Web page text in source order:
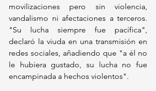
movilizaciones pero sin violencia,
vandalismo ni afectaciones a terceros.
"Su lucha siempre fue pacífica",
declaró la viuda en una transmisión en
redes sociales, añadiendo que "a él no
le hubiera gustado, su lucha no fue
encampinada a hechos violentos".